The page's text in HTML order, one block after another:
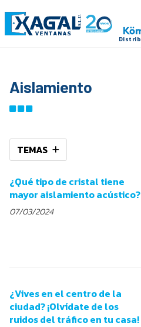
Aislamiento
TEMAS
¿Qué tipo de cristal tiene
mayor aislamiento acústico?
07/03/2024
¿Vives en el centro de la
ciudad? ¡Olvídate de los
ruidos del tráfico en tu casa!